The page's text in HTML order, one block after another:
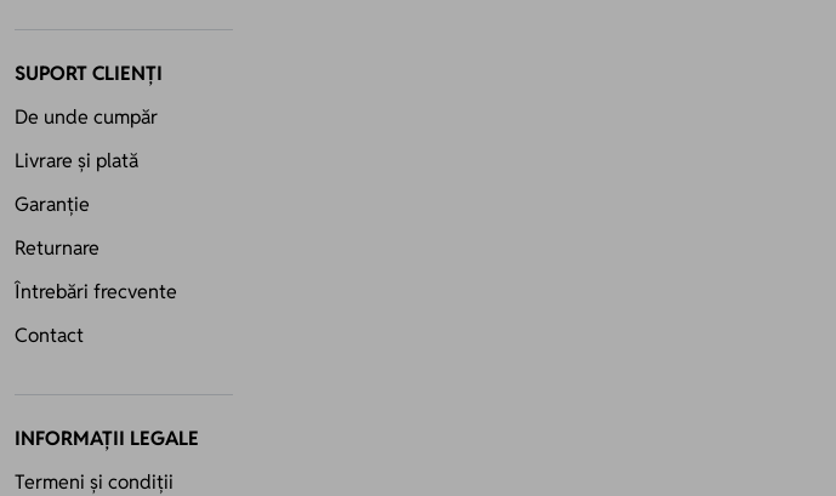
SUPORT CLIENȚI
De unde cumpăr
Livrare și plată
Garanție
Returnare
Întrebări frecvente
Contact
INFORMAȚII LEGALE
Termeni și condiții